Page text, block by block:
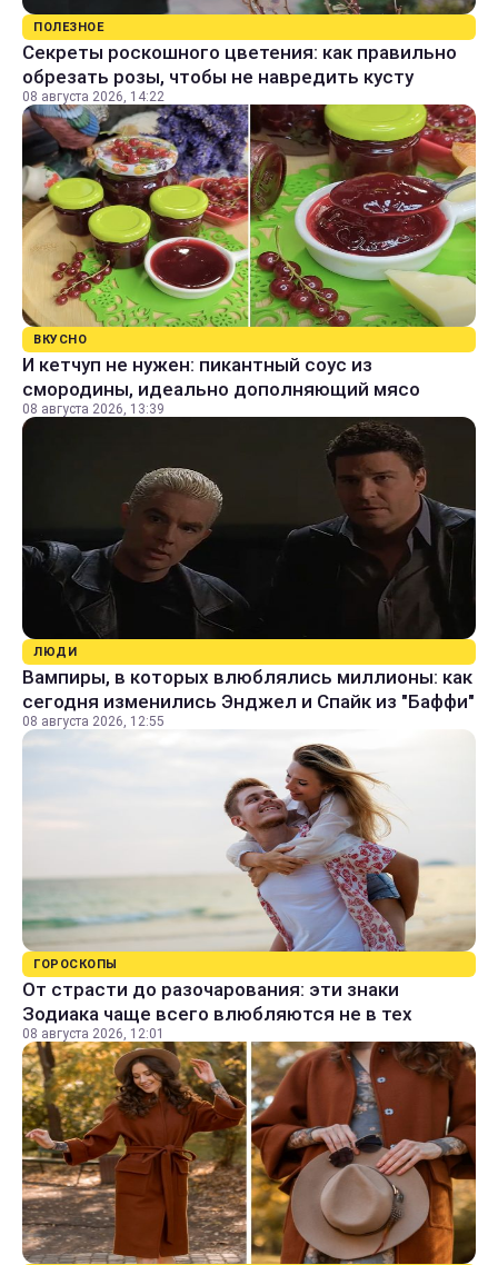
ПОЛЕЗНОЕ
Секреты роскошного цветения: как правильно
обрезать розы, чтобы не навредить кусту
08 августа 2026, 14:22
ВКУСНО
И кетчуп не нужен: пикантный соус из
смородины, идеально дополняющий мясо
08 августа 2026, 13:39
ЛЮДИ
Вампиры, в которых влюблялись миллионы: как
сегодня изменились Энджел и Спайк из "Баффи"
08 августа 2026, 12:55
ГОРОСКОПЫ
От страсти до разочарования: эти знаки
Зодиака чаще всего влюбляются не в тех
08 августа 2026, 12:01